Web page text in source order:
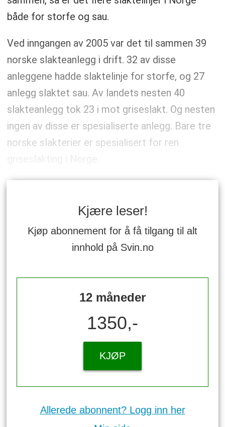
både for storfe og sau.
Ved inngangen av 2005 var det til sammen 39
norske slakteanlegg i drift. 32 av disse
anleggene hadde slaktelinje for storfe, og 27
anlegg slaktet sau. Av landets nesten 40
slakteanlegg tok 23 i mot griseslakt. Og nesten
ingen av disse er spesialiserte anlegg. Bare tre
norske slakterier er spesialisert for ren
griseslakting i Norge.
Kjære leser!
Kjøp abonnement for å få tilgang til alt
innhold på Svin.no
12 måneder
1350,-
KJØP
Allerede abonnent? Logg inn her